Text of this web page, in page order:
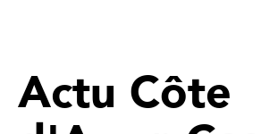
Actu Côte